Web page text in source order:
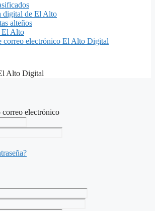
digital de El Alto
alteños
El Alto
correo electrónico El Alto Digital
Alto Digital
electrónico